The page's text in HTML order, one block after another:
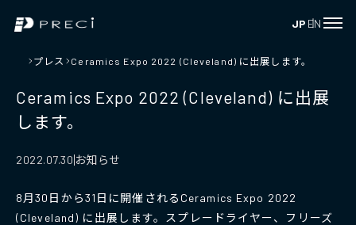
JP EN
プレス Ceramics Expo 2022 (Cleveland) に出展します。
Ceramics Expo 2022 (Cleveland) に出展
します。
2022.07.30 お知らせ
8月30日から31日に開催されるCeramics Expo 2022
(Cleveland) に出展します。スプレードライヤー、フリーズ